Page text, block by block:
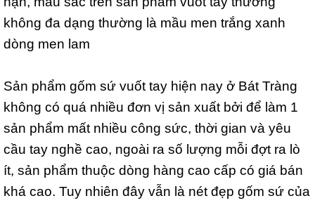
không đa dạng thường là mầu men trắng xanh
dòng men lam
Sản phẩm gốm sứ vuốt tay hiện nay ở Bát Tràng
không có quá nhiều đơn vị sản xuất bởi để làm 1
sản phẩm mất nhiều công sức, thời gian và yêu
cầu tay nghề cao, ngoài ra số lượng mỗi đợt ra lò
ít, sản phẩm thuộc dòng hàng cao cấp có giá bán
khá cao. Tuy nhiên đây vẫn là nét đẹp gốm sứ của